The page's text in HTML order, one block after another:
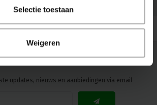
Selectie toestaan
Weigeren
Megalight sa/nv - Theme by
updates, nieuws en aanbiedingen via email